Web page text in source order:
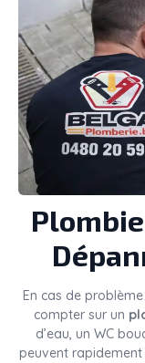
En cas de
compter sur un
d’eau, un WC
peuvent